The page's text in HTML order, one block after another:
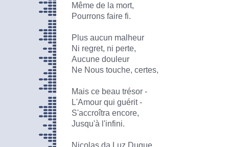
Même de la mort,
Pourrons faire fi.
Plus aucun malheur
Ni regret, ni perte,
Aucune douleur
Ne Nous touche, certes,
Mais ce beau trésor -
L'Amour qui guérit -
S'accroîtra encore,
Jusqu'à l'infini.